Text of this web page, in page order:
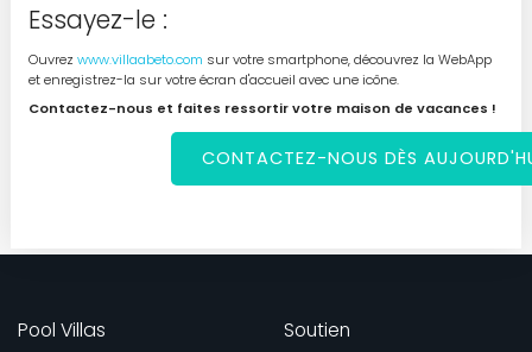
Essayez-le :
Ouvrez www.villaabeto.com sur votre smartphone, découvrez la WebApp
et enregistrez-la sur votre écran d'accueil avec une icône.
Contactez-nous et faites ressortir votre maison de vacances !
CONTACTEZ-NOUS DÈS
Pool Villas Soutien